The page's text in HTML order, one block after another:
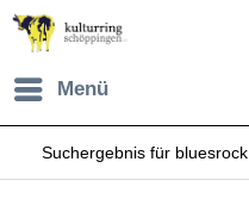
Menü
Suchergebnis für bluesrock